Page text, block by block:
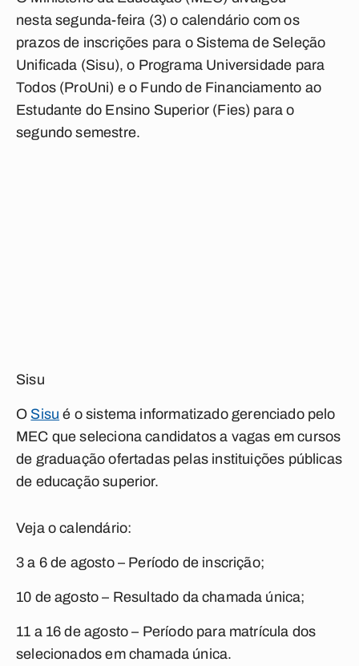
nestasegunda-feira (3) o calendário com os
prazos de inscrições para o Sistema de Seleção
Unificada (Sisu), o Programa Universidade para
Todos (ProUni) e o Fundo de Financiamento ao
Estudante do Ensino Superior (Fies) para o
segundo semestre.
Sisu
O Sisu é o sistema informatizado gerenciado pelo
MEC que seleciona candidatos a vagas em cursos
de graduação ofertadas pelas instituições públicas
de educação superior.
Veja o calendário:
3 a 6 de agosto– Período de inscrição;
10 de agosto – Resultado da chamada única;
11 a 16 de agosto – Período para matrícula dos
selecionados em chamada única.